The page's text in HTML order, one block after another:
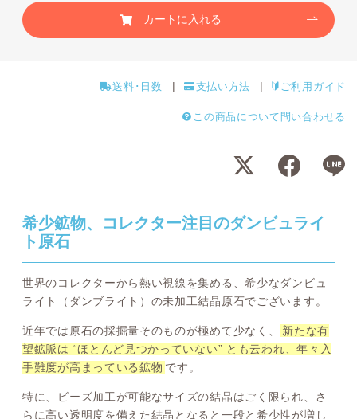
カートに入れる
送料･日数 支払い方法 ご利用ガイド
この商品について問い合わせる
希少鉱物、コレクター注目のダンビュライ
ト原石
世界のコレクターから熱い視線を集める、希少なダンビュ
ライト（ダンブライト）の未加工結晶原石でございます。
近年では原石の採掘量そのものが極めて少なく、
新たな有
望鉱脈は “ほとんど見つかっていない” とも云われ、年々入
手難度が高まっている鉱物 です。
特に、ビーズ加工が可能なサイズの結晶はごく限られ、さ
らに高い透明度を備えた結晶となると一段と希少性が増し